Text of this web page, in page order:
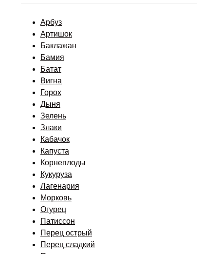
Арбуз
Артишок
Баклажан
Бамия
Батат
Вигна
Горох
Дыня
Зелень
Злаки
Кабачок
Капуста
Корнеплоды
Кукуруза
Лагенария
Морковь
Огурец
Патиссон
Перец острый
Перец сладкий